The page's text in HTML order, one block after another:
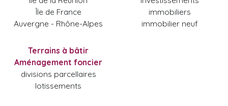
Île de France
Auvergne - Rhône-Alpes
immobiliers
immobilier neuf
Terrains à bâtir
Aménagement foncier
divisions parcellaires
lotissements